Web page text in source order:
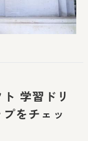
学習ドリ
をチェッ